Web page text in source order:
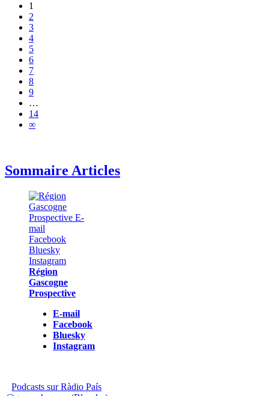
1
2
3
4
5
6
7
8
9
…
14
∞
Sommaire Articles
Région
Gascogne
Prospective
E-mail
Facebook
Bluesky
Instagram
Podcasts sur Ràdio País